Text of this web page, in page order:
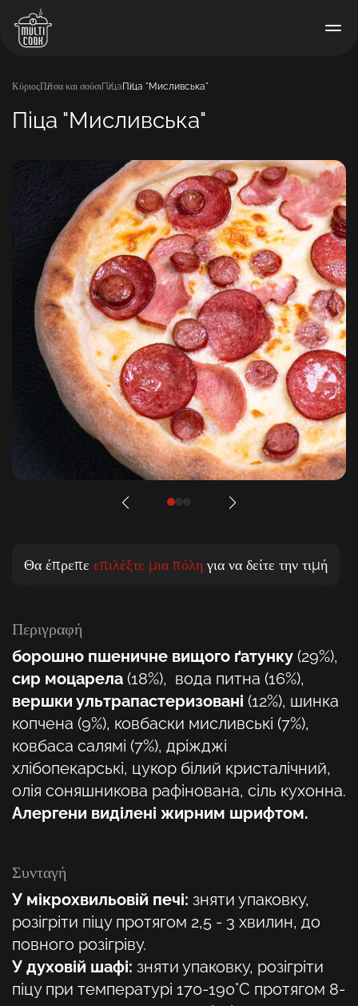
ΚύριοςΠίτσα και σούσιПіца Піца "Мисливська"
Піца "Мисливська"
Θα έπρεπε επιλέξτε μια πόλη για να δείτε την τιμή
Περιγραφή
борошно пшеничне вищого ґатунку (29%),
сир моцарела (18%), вода питна (16%),
вершки ультрапастеризовані (12%), шинка
копчена (9%), ковбаски мисливські (7%),
ковбаса салямі (7%), дріжджі
хлібопекарські, цукор білий кристалічний,
олія соняшникова рафінована, сіль кухонна.
Алергени виділені жирним шрифтом.
Συνταγή
У мікрохвильовій печі: зняти упаковку,
розігріти піцу протягом 2,5 - 3 хвилин, до
повного розігріву.
У духовій шафі: зняти упаковку, розігріти
піцу при температурі 170-190°C протягом 8-